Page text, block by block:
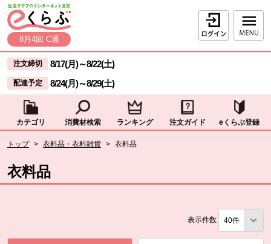
ページの先頭です。
本文へジャンプする。
8月4回 C週
ログイン
ここからサイト内共通メニューです。
サイト内共通メニューをスキップする
注文締切 8/17(月)～8/22(土)
配達予定 8/24(月)～8/29(土)
カテゴリ 消費材検索 ランキング 注文ガイド eくらぶ登録
トップ > 衣料品・衣料雑貨 > 衣料品
衣料品
表示件数